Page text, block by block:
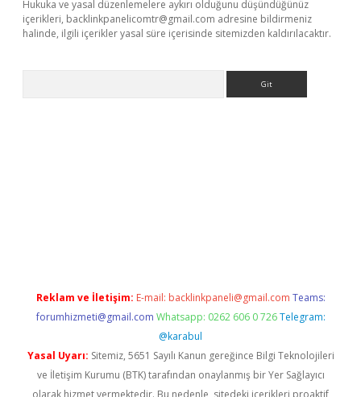
Hukuka ve yasal düzenlemelere aykırı olduğunu düşündüğünüz
içerikleri, backlinkpanelicomtr@gmail.com adresine bildirmeniz
halinde, ilgili içerikler yasal süre içerisinde sitemizden kaldırılacaktır.
Reklam ve İletişim: E-mail: backlinkpaneli@gmail.com Teams:
forumhizmeti@gmail.com Whatsapp: 0262 606 0 726 Telegram:
@karabul
Yasal Uyarı: Sitemiz, 5651 Sayılı Kanun gereğince Bilgi Teknolojileri
ve İletişim Kurumu (BTK) tarafından onaylanmış bir Yer Sağlayıcı
olarak hizmet vermektedir. Bu nedenle, sitedeki içerikleri proaktif